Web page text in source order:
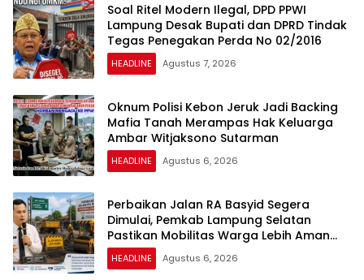
Soal Ritel Modern Ilegal, DPD PPWI
Lampung Desak Bupati dan DPRD Tindak
Tegas Penegakan Perda No 02/2016
HEADLINE Agustus 7, 2026
Oknum Polisi Kebon Jeruk Jadi Backing
Mafia Tanah Merampas Hak Keluarga
Ambar Witjaksono Sutarman
HEADLINE Agustus 6, 2026
Perbaikan Jalan RA Basyid Segera
Dimulai, Pemkab Lampung Selatan
Pastikan Mobilitas Warga Lebih Aman
dan Nyaman
HEADLINE Agustus 6, 2026